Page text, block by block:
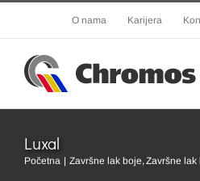
content
O nama Karijera
Luxal
Početna Završne lak boje Završne lak